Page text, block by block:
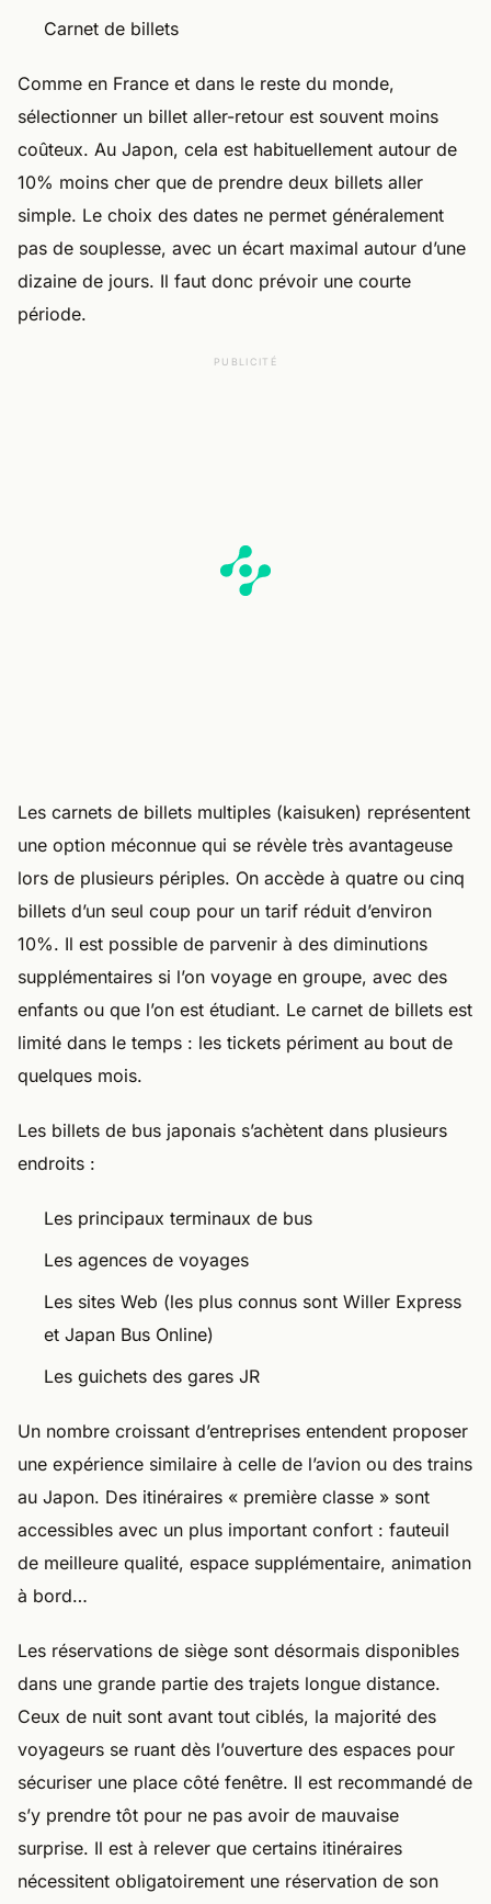
Carnet de billets
Comme en France et dans le reste du monde,
sélectionner un billet aller-retour est souvent moins
coûteux. Au Japon, cela est habituellement autour de
10% moins cher que de prendre deux billets aller
simple. Le choix des dates ne permet généralement
pas de souplesse, avec un écart maximal autour d’une
dizaine de jours. Il faut donc prévoir une courte
période.
PUBLICITÉ
Les carnets de billets multiples (kaisuken) représentent
une option méconnue qui se révèle très avantageuse
lors de plusieurs périples. On accède à quatre ou cinq
billets d’un seul coup pour un tarif réduit d’environ
10%. Il est possible de parvenir à des diminutions
supplémentaires si l’on voyage en groupe, avec des
enfants ou que l’on est étudiant. Le carnet de billets est
limité dans le temps : les tickets périment au bout de
quelques mois.
Les billets de bus japonais s’achètent dans plusieurs
endroits :
Les principaux terminaux de bus
Les agences de voyages
Les sites Web (les plus connus sont Willer Express
et Japan Bus Online)
Les guichets des gares JR
Un nombre croissant d’entreprises entendent proposer
une expérience similaire à celle de l’avion ou des trains
au Japon. Des itinéraires « première classe » sont
accessibles avec un plus important confort : fauteuil
de meilleure qualité, espace supplémentaire, animation
à bord…
Les réservations de siège sont désormais disponibles
dans une grande partie des trajets longue distance.
Ceux de nuit sont avant tout ciblés, la majorité des
voyageurs se ruant dès l’ouverture des espaces pour
sécuriser une place côté fenêtre. Il est recommandé de
s’y prendre tôt pour ne pas avoir de mauvaise
surprise. Il est à relever que certains itinéraires
nécessitent obligatoirement une réservation de son